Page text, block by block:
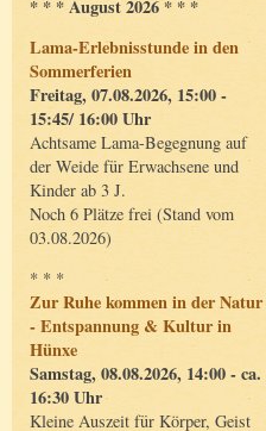
* * * August 2026 * * *
Lama-Erlebnisstunde in den
Sommerferien
Freitag, 07.08.2026, 15:00 -
15:45/ 16:00 Uhr
Achtsame Lama-Begegnung auf
der Weide für Erwachsene und
Kinder ab 3 J.
Noch 6 Plätze frei (Stand vom
03.08.2026)
* * *
Zur Ruhe kommen in der Natur
- Entspannung & Kultur in
Hünxe
Samstag, 08.08.2026, 14:00 - ca.
16:30 Uhr
Kleine Auszeit für Körper, Geist